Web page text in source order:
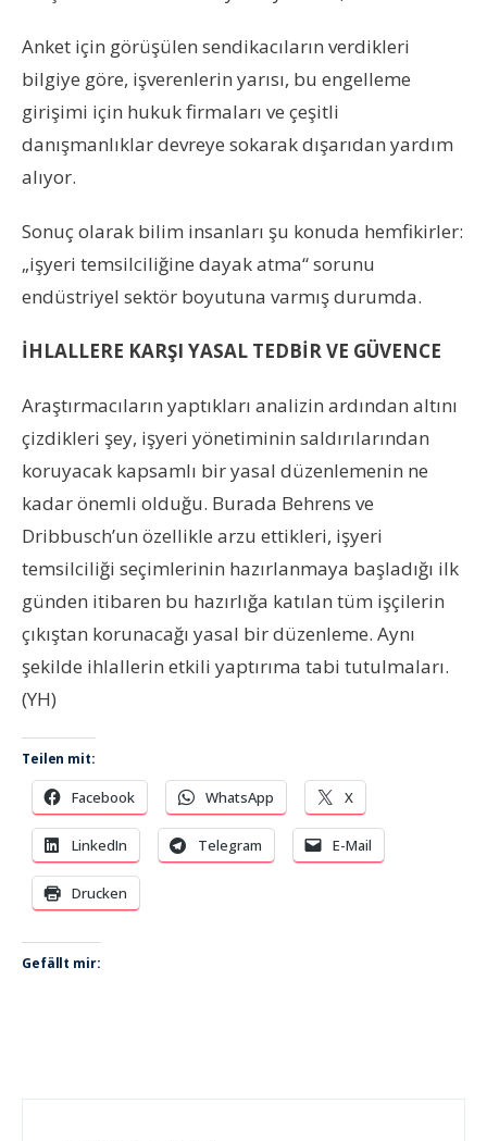
Anket için görüşülen sendikacıların verdikleri
bilgiye göre, işverenlerin yarısı, bu engelleme
girişimi için hukuk firmaları ve çeşitli
danışmanlıklar devreye sokarak dışarıdan yardım
alıyor.
Sonuç olarak bilim insanları şu konuda hemfikirler:
„işyeri temsilciliğine dayak atma“ sorunu
endüstriyel sektör boyutuna varmış durumda.
İHLALLERE KARŞI YASAL TEDBİR VE GÜVENCE
Araştırmacıların yaptıkları analizin ardından altını
çizdikleri şey, işyeri yönetiminin saldırılarından
koruyacak kapsamlı bir yasal düzenlemenin ne
kadar önemli olduğu. Burada Behrens ve
Dribbusch’un özellikle arzu ettikleri, işyeri
temsilciliği seçimlerinin hazırlanmaya başladığı ilk
günden itibaren bu hazırlığa katılan tüm işçilerin
çıkıştan korunacağı yasal bir düzenleme. Aynı
şekilde ihlallerin etkili yaptırıma tabi tutulmaları.
(YH)
Teilen mit:
Facebook WhatsApp X
LinkedIn Telegram E-Mail
Drucken
Gefällt mir: